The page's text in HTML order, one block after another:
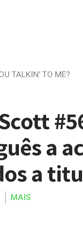
TALKIN’ TO ME?
a
a
MAIS